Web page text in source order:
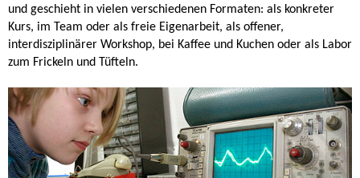
und geschieht in vielen verschiedenen Formaten: als konkreter
Kurs, im Team oder als freie Eigenarbeit, als offener,
interdisziplinärer Workshop, bei Kaffee und Kuchen oder als Labor
zum Frickeln und Tüfteln.